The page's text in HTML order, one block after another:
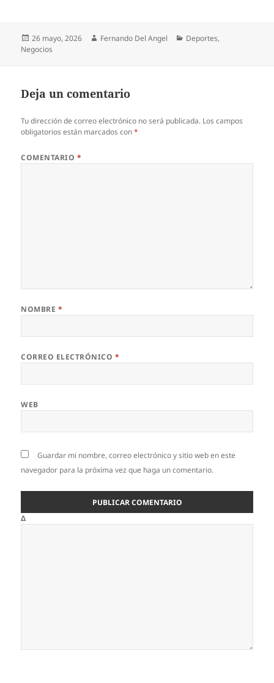
Publicado
el
26 mayo, 2026 Autor
Fernando Del Angel Categorías
Deportes,
Negocios
Deja un comentario
Tu dirección de correo electrónico no será publicada. Los campos
obligatorios están marcados con*
COMENTARIO *
NOMBRE *
CORREO ELECTRÓNICO *
WEB
Guardar mi nombre, correo electrónico y sitio web en este
navegador para la próxima vez que haga un comentario.
Δ